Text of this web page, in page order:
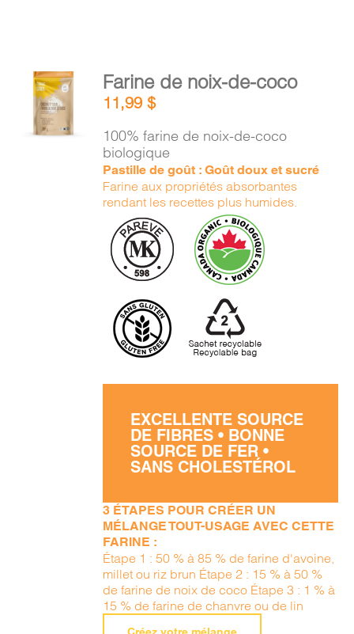
AJOUTER
AU
PANIER
Farine de noix-de-coco
11,99$
100% farine de noix-de-coco
biologique
Pastille de goût : Goût doux et sucré
Farine aux propriétés absorbantes
rendant les recettes plus humides.
EXCELLENTE SOURCE
DE FIBRES • BONNE
SOURCE DE FER •
SANS CHOLESTÉROL
3 ÉTAPES POUR CRÉER UN
MÉLANGE TOUT-USAGE AVEC CETTE
FARINE :
Étape 1 : 50 % à 85 % de farine d'avoine,
millet ou riz brun Étape 2 : 15 % à 50 %
de farine de noix de coco Étape 3 : 1 % à
15 % de farine de chanvre ou de lin